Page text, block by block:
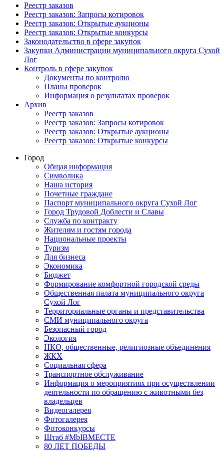
Реестр заказов
Реестр заказов: Запросы котировок
Реестр заказов: Открытые аукционы
Реестр заказов: Открытые конкурсы
Законодательство в сфере закупок
Закупки Администрации муниципального округа Сухой
Лог
Контроль в сфере закупок
Документы по контролю
Планы проверок
Информация о результатах проверок
Архив
Реестр заказов
Реестр заказов: Запросы котировок
Реестр заказов: Открытые аукционы
Реестр заказов: Открытые конкурсы
Город
Общая информация
Символика
Наша история
Почетные граждане
Паспорт муниципального округа Сухой Лог
Город Трудовой Доблести и Славы
Служба по контракту
Жителям и гостям города
Национальные проекты
Туризм
Для бизнеса
Экономика
Бюджет
Формирование комфортной городской среды
Общественная палата муниципального округа
Сухой Лог
Территориальные органы и представительства
СМИ муниципального округа
Безопасный город
Экология
НКО, общественные, религиозные объединения
ЖКХ
Социальная сфера
Транспортное обслуживание
Информация о мероприятиях при осуществлении
деятельности по обращению с животными без
владельцев
Видеогалерея
Фотогалерея
Фотоконкурсы
Штаб #MbIBMECTE
80 ЛЕТ ПОБЕДЫ